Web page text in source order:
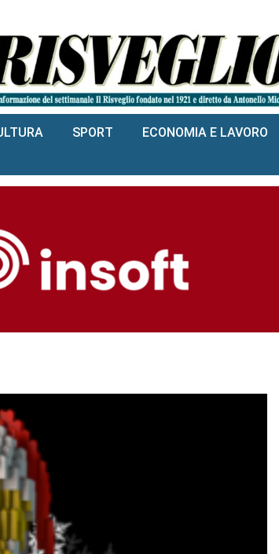
SPORT ECONOMIA E LAVORO